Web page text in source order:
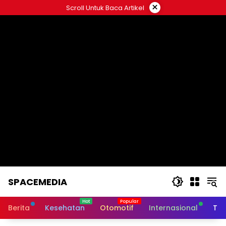
to
Scroll Untuk Baca Artikel ×
SPACEMEDIA
Berita Kesehatan Otomotif Internasional